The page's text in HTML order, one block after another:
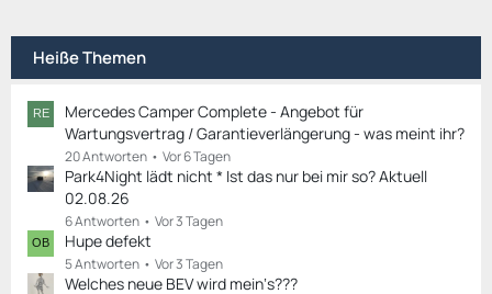
Heiße Themen
Mercedes Camper Complete - Angebot für
Wartungsvertrag / Garantieverlängerung - was meint ihr?
20 Antworten Vor 6 Tagen
Park4Night lädt nicht * Ist das nur bei mir so? Aktuell
02.08.26
6 Antworten Vor 3 Tagen
Hupe defekt
5 Antworten Vor 3 Tagen
Welches neue BEV wird mein‘s???